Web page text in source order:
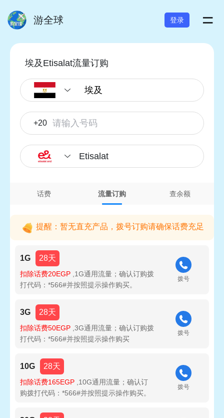
游全球 登录 =
埃及Etisalat流量订购
+20
Etisalat
话费 流量订购 查余额
提醒：暂无直充产品，拨号订购请确保话费充足
1G 28天
扣除话费20EGP ,1G通用流量；确认订购拨
打代码：*566#并按照提示操作购买。
拨号
3G 28天
扣除话费50EGP ,3G通用流量；确认订购拨
打代码：*566#并按照提示操作购买
拨号
10G 28天
扣除话费165EGP ,10G通用流量；确认订
购拨打代码：*566#并按照提示操作购买。
拨号